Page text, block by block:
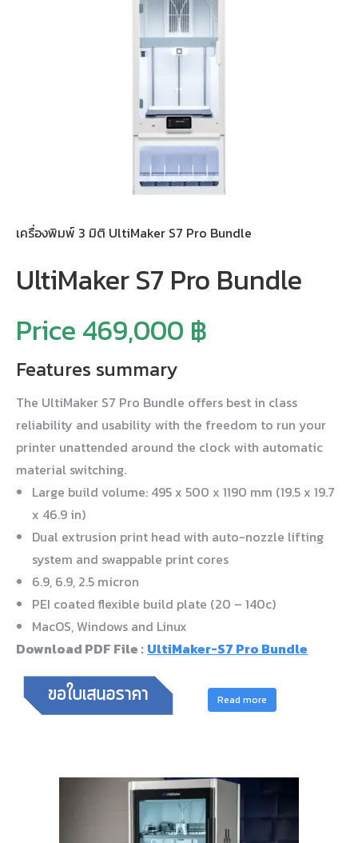
เครื่องพิมพ์ 3 มิติ UltiMaker S7 Pro Bundle
UltiMaker S7 Pro Bundle
Price 469,000 ฿
Features summary
The UltiMaker S7 Pro Bundle offers best in class
reliability and usability with the freedom to run your
printer unattended around the clock with automatic
material switching.
Large build volume: 495 x 500 x 1190 mm (19.5 x 19.7
x 46.9 in)
Dual extrusion print head with auto-nozzle lifting
system and swappable print cores
6.9, 6.9, 2.5 micron
PEI coated flexible build plate (20 – 140c)
MacOS, Windows and Linux
Download PDF File : UltiMaker-S7 Pro Bundle
Read more